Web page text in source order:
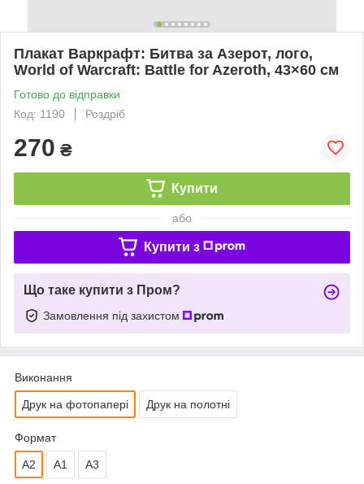
Плакат Варкрафт: Битва за Азерот, лого,
World of Warcraft: Battle for Azeroth, 43×60 см
Готово до відправки
Код: 1190
Роздріб
270 ₴
Купити
або
Купити з
Що таке купити з Пром?
Замовлення під захистом
Виконання
Друк на фотопапері Друк на полотні
Формат
A2 А1 A3